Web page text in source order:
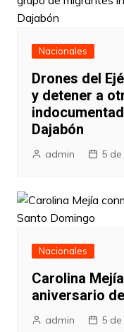
Nacionales
Drones del
y detener a
Dajabón
admin 5
Nacionales
Carolina
aniversario
admin 5